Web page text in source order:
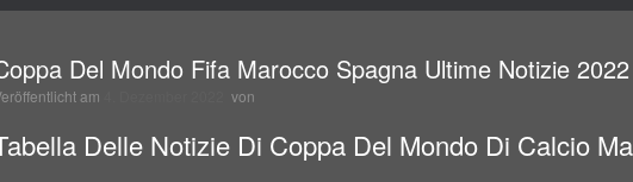
Del Mondo Fifa Marocco Spagna Ultime Notizie 2022
Veröffentlicht am von
Delle Notizie Di Coppa Del Mondo Di Calcio